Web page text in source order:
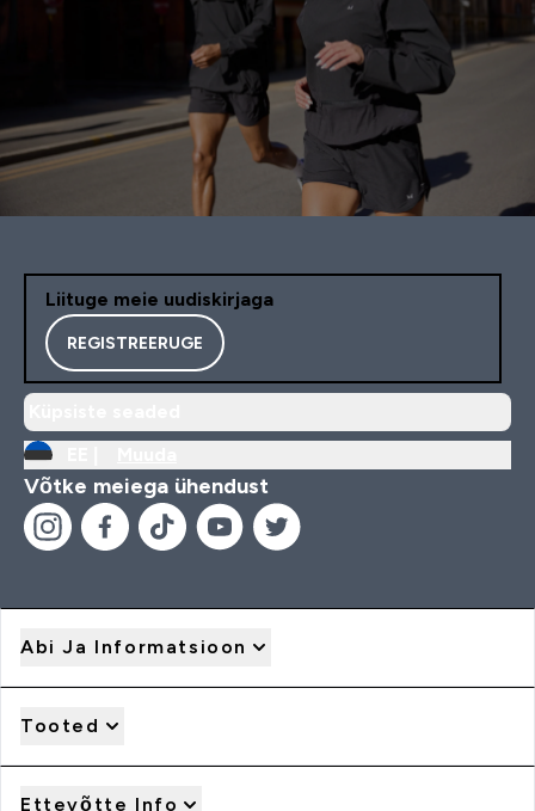
Liituge meie uudiskirjaga
REGISTREERUGE
Võtke meiega ühendust
Abi Ja Informatsioon
Tooted
Ettevõtte Info